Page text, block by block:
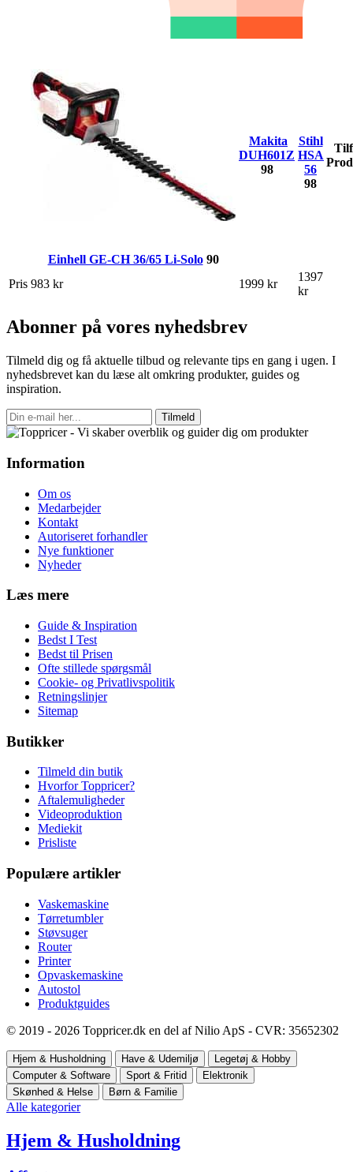
Einhell GE-CH 36/65 Li-Solo 90
Makita
DUH601Z
98
Stihl
HSA
56
98
Pris 983 kr 1999 kr
1397
kr
Abonner på vores nyhedsbrev
Tilmeld dig og få aktuelle tilbud og relevante tips en gang i ugen. I
nyhedsbrevet kan du læse alt omkring produkter, guides og
inspiration.
Tilmeld
Information
Om os
Medarbejder
Kontakt
Autoriseret forhandler
Nye funktioner
Nyheder
Læs mere
Guide & Inspiration
Bedst I Test
Bedst til Prisen
Ofte stillede spørgsmål
Cookie- og Privatlivspolitik
Retningslinjer
Sitemap
Butikker
Tilmeld din butik
Hvorfor Toppricer?
Aftalemuligheder
Videoproduktion
Mediekit
Prisliste
Populære artikler
Vaskemaskine
Tørretumbler
Støvsuger
Router
Printer
Opvaskemaskine
Autostol
Produktguides
© 2019 - 2026 Toppricer.dk en del af Nilio ApS - CVR: 35652302
Hjem & Husholdning Have & Udemiljø
Legetøj & Hobby
Computer & Software
Sport & Fritid
Elektronik
Skønhed & Helse
Børn & Familie
Alle kategorier
Hjem & Husholdning